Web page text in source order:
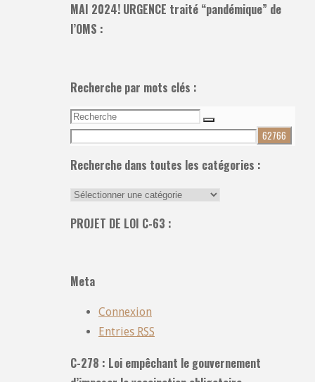
MAI 2024! URGENCE traité “pandémique” de
l’OMS :
Recherche par mots clés :
Recherche
pour:
Recherche
Recherche dans toutes les catégories :
Recherche
toutes
PROJET DE LOI C-63 :
Meta
Connexion
Entries RSS
C-278 : Loi empêchant le gouvernement